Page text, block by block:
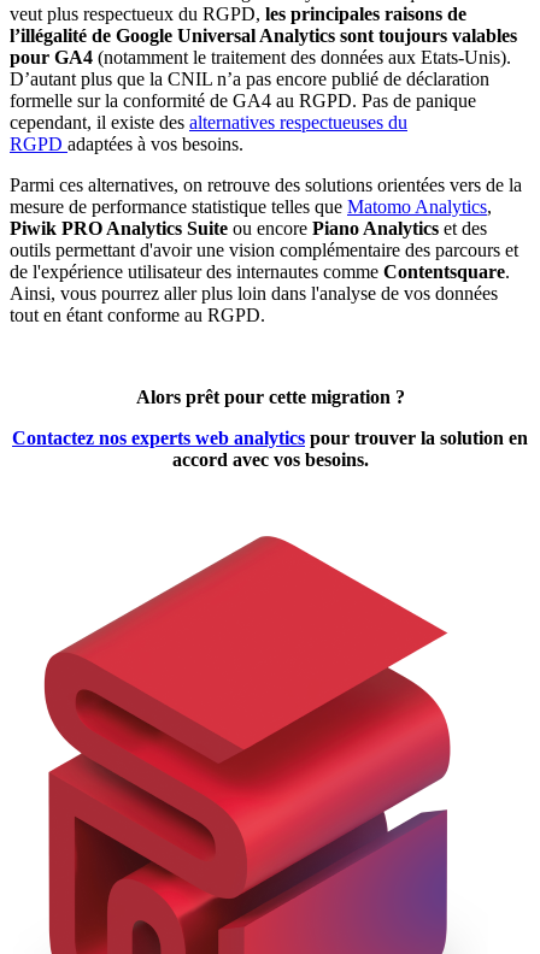
veut plus respectueux du RGPD, les principales raisons de
l’illégalité de Google Universal Analytics sont toujours valables
pour GA4 (notamment le traitement des données aux Etats-Unis).
D’autant plus que la CNIL n’a pas encore publié de déclaration
formelle sur la conformité de GA4 au RGPD. Pas de panique
cependant, il existe des alternatives respectueuses du
RGPD adaptées à vos besoins.
Parmi ces alternatives, on retrouve des solutions orientées vers de la
mesure de performance statistique telles que Matomo Analytics,
Piwik PRO Analytics Suite ou encore Piano Analytics et des
outils permettant d'avoir une vision complémentaire des parcours et
de l'expérience utilisateur des internautes comme Contentsquare.
Ainsi, vous pourrez aller plus loin dans l'analyse de vos données
tout en étant conforme au RGPD.
Alors prêt pour cette migration ?
Contactez nos experts web analytics pour trouver la solution en
accord avec vos besoins.